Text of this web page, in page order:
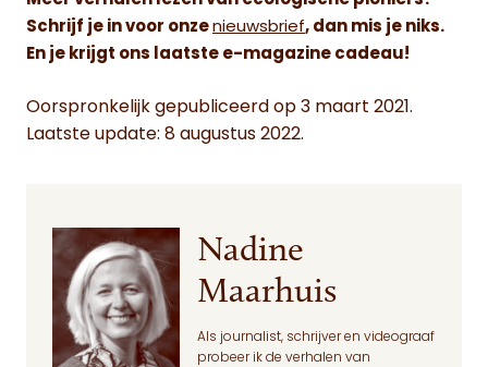
Schrijf je in voor onze nieuwsbrief, dan mis je niks.
En je krijgt ons laatste e-magazine cadeau!
Oorspronkelijk gepubliceerd op 3 maart 2021.
Laatste update: 8 augustus 2022.
Nadine
Maarhuis
Als journalist, schrijver en videograaf
probeer ik de verhalen van